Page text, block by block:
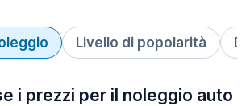
Livello di popolarità
i prezzi per il noleggio auto